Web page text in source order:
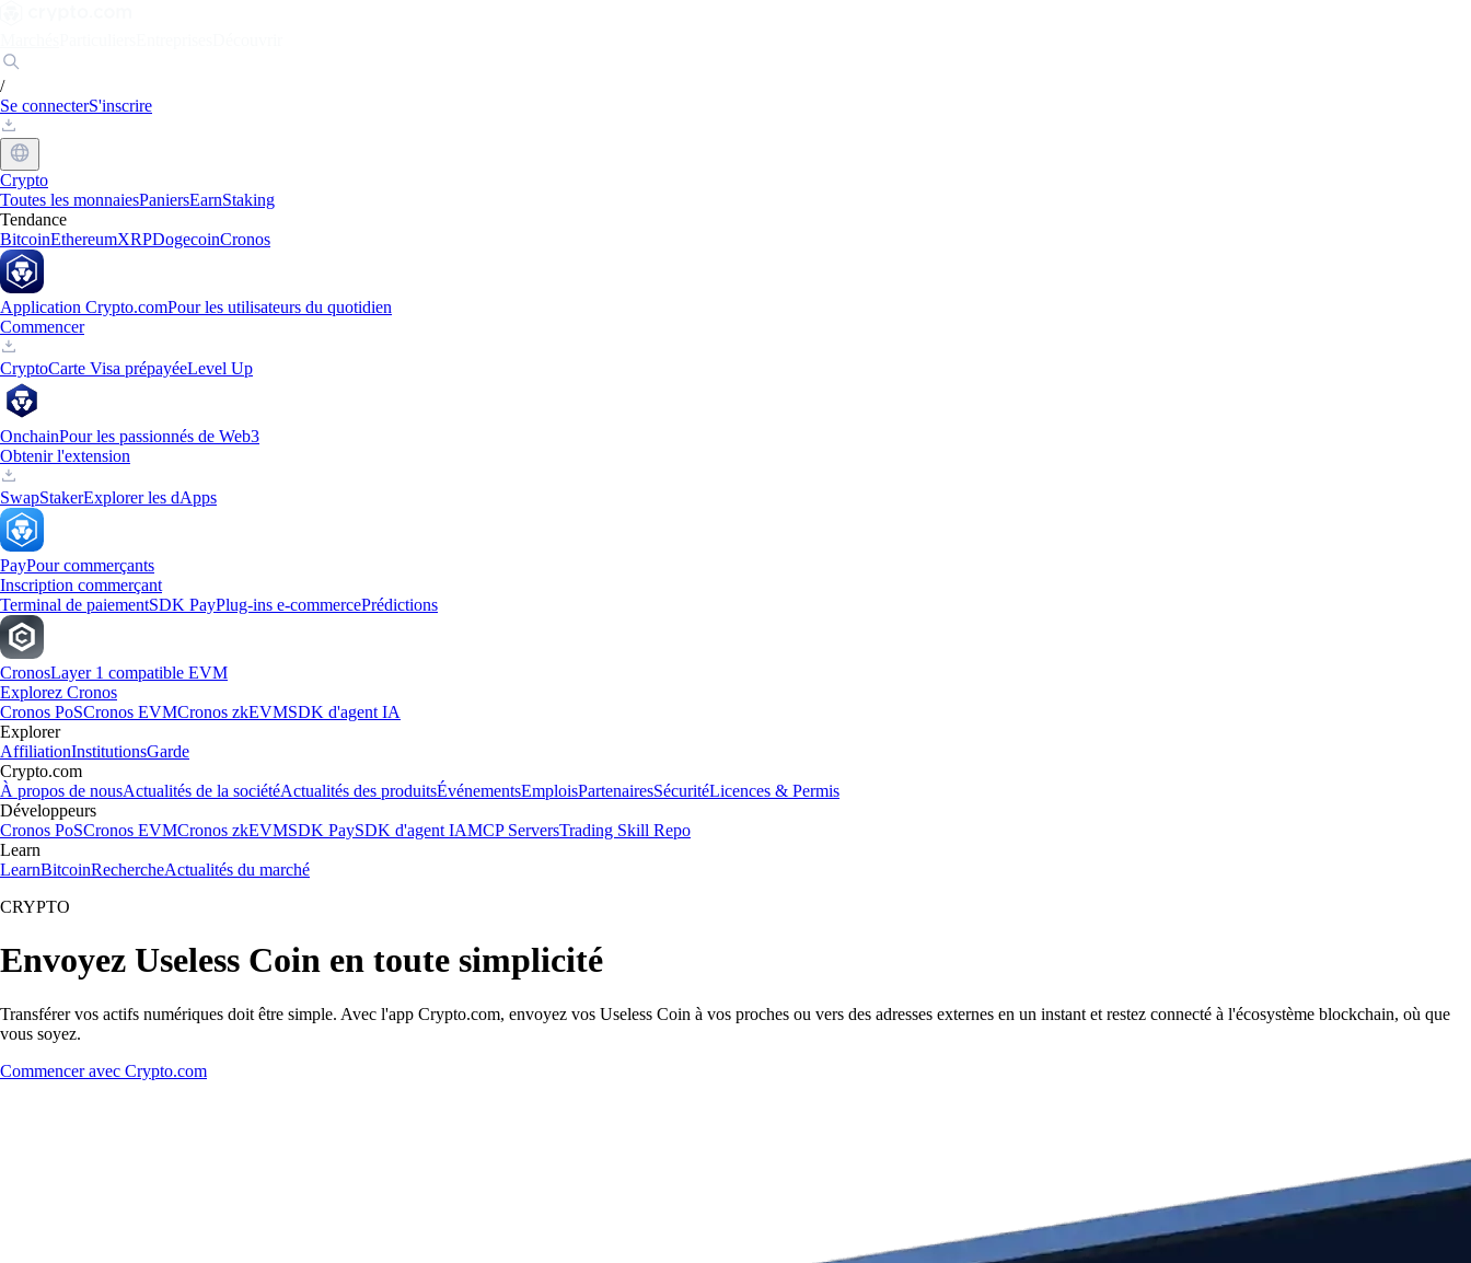
/
Se connecterS'inscrire
Crypto
Toutes les monnaiesPaniersEarnStaking
Tendance
BitcoinEthereumXRPDogecoinCronos
Application Crypto.comPour les utilisateurs du quotidien
Commencer
CryptoCarte Visa prépayéeLevel Up
OnchainPour les passionnés de Web3
Obtenir l'extension
SwapStakerExplorer les dApps
PayPour commerçants
Inscription commerçant
Terminal de paiementSDK PayPlug-ins e-commercePrédictions
CronosLayer 1 compatible EVM
Explorez Cronos
Cronos PoSCronos EVMCronos zkEVMSDK d'agent IA
Explorer
AffiliationInstitutionsGarde
Crypto.com
À propos de nousActualités de la sociétéActualités des produitsÉvénementsEmploisPartenairesSécuritéLicences & Permis
Développeurs
Cronos PoSCronos EVMCronos zkEVMSDK PaySDK d'agent IAMCP ServersTrading Skill Repo
Learn
LearnBitcoinRechercheActualités du marché
CRYPTO
Envoyez Useless Coin en toute simplicité
Transférer vos actifs numériques doit être simple. Avec l'app Crypto.com, envoyez vos Useless Coin à vos proches ou vers des adresses externes en un instant et restez connecté à l'écosystème blockchain, où que
vous soyez.
Commencer avec Crypto.com